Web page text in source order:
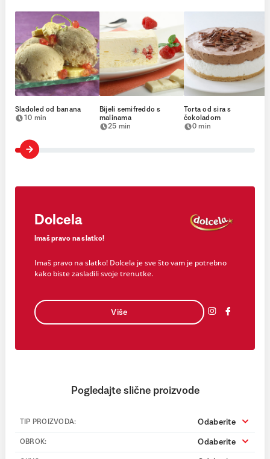
Sladoled od banana
10 min
Bijeli semifreddo s
malinama
25 min
Torta od sira s
čokoladom
0 min
Dolcela
Imaš pravo na slatko!
Imaš pravo na slatko! Dolcela je sve što vam je potrebno
kako biste zasladili svoje trenutke.
Više
Pogledajte slične proizvode
TIP PROIZVODA: Odaberite
OBROK: Odaberite